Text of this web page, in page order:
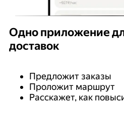
Одно приложение
доставок
Предложит заказы
Проложит маршрут
Расскажет, как